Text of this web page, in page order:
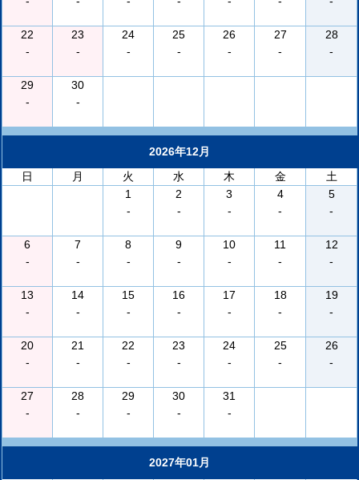
22
-
23
-
24
-
25
-
26
-
27
-
28
-
29
-
30
-
2026年12月
日
月 火 水 木 金
土
1
-
2
-
3
-
4
-
5
-
6
-
7
-
8
-
9
-
10
-
11
-
12
-
13
-
14
-
15
-
16
-
17
-
18
-
19
-
20
-
21
-
22
-
23
-
24
-
25
-
26
-
27
-
28
-
29
-
30
-
31
-
2027年01月